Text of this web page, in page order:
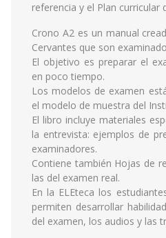
referencia y el Plan curricular
Crono A2 es un manual
Cervantes que son
El objetivo es preparar el
en poco tiempo.
Los modelos de examen
el modelo de muestra del
El libro incluye materiales
la entrevista: ejemplos de
examinadores.
Contiene también Hojas de
las del examen real.
En la ELEteca los
permiten desarrollar
del examen, los audios y las